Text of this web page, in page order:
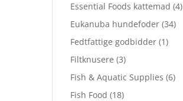
Essential Foods kattemad (4)
Eukanuba hundefoder (34)
Fedtfattige godbidder (1)
Filtknusere (3)
Fish & Aquatic Supplies (6)
Fish Food (18)